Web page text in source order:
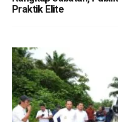
Praktik Elite